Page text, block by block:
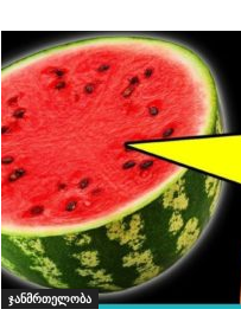
ჯანმრთელობა